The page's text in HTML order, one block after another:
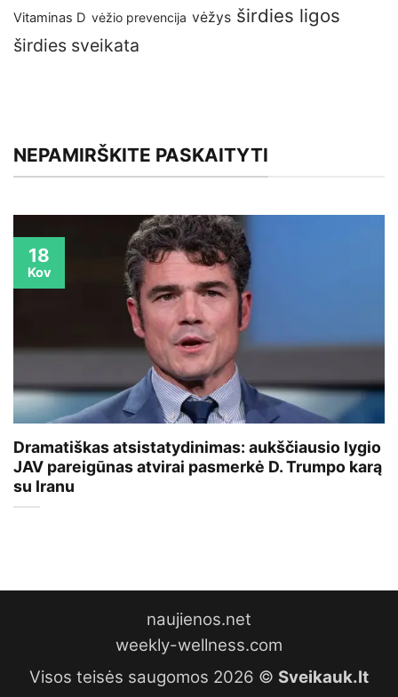
Vitaminas D vėžio prevencija vėžys širdies ligos
širdies sveikata
NEPAMIRŠKITE PASKAITYTI
Dramatiškas atsistatydinimas: aukščiausio lygio
JAV pareigūnas atvirai pasmerkė D. Trumpo karą
su Iranu
18
Kov
naujienos.net
weekly-wellness.com
Visos teisės saugomos 2026 © Sveikauk.lt